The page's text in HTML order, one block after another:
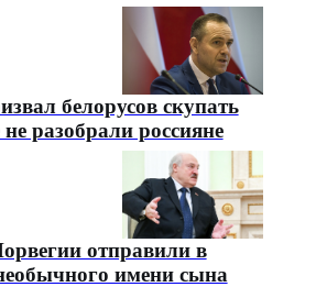
белорусов скупать
разобрали россияне
отправили в
имени сына